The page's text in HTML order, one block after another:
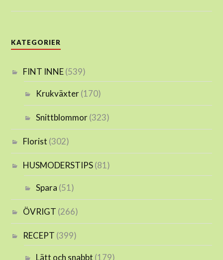
KATEGORIER
FINT INNE(539)
Krukväxter(170)
Snittblommor(323)
Florist (302)
HUSMODERSTIPS(81)
Spara (51)
ÖVRIGT (266)
RECEPT (399)
Lätt och snabbt (179)